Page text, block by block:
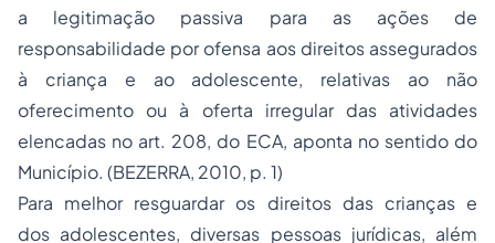
a legitimação passiva para as ações de
responsabilidade por ofensa aos direitos assegurados
à criança e ao adolescente, relativas ao não
oferecimento ou à oferta irregular das atividades
elencadas no art. 208, do ECA, aponta no sentido do
Município. (BEZERRA, 2010, p. 1)
Para melhor resguardar os direitos das crianças e
dos adolescentes, diversas pessoas jurídicas, além